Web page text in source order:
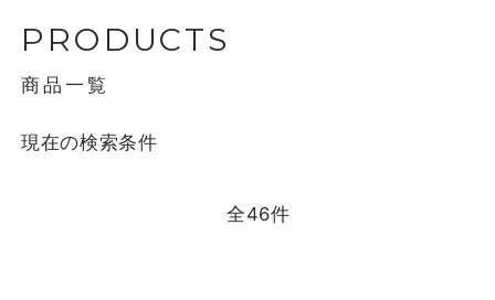
PRODUCTS
商品一覧
現在の検索条件
全46件